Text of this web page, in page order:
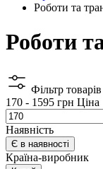
Роботи та
Роботи
Фільтр товарів
170 - 1595 грн Ціна
Наявність
Є в наявності
Країна-виробник